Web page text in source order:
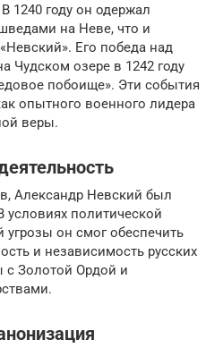
1240 году он одержал
на Неве, что и
Его победа над
Чудском озере в 1242 году
побоище». Эти события
опытного военного лидера
веры.
Александр Невский был
политической
он смог обеспечить
и независимость русских
с Золотой Ордой и